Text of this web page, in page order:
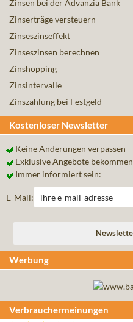
Zinsen bei der Advanzia Bank
Zinserträge versteuern
Zinseszinseffekt
Zinseszinsen berechnen
Zinshopping
Zinsintervalle
Zinszahlung bei Festgeld
Kostenloser Newsletter
Keine Änderungen verpassen
Exklusive Angebote bekommen
Immer informiert sein:
E-Mail:
Werbung
Verbrauchermeinungen